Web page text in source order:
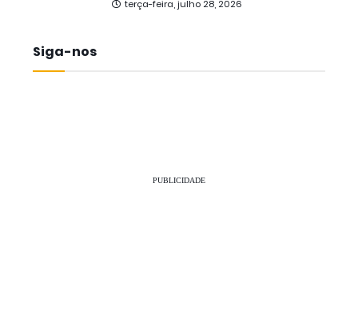
terça-feira, julho 28, 2026
Siga-nos
PUBLICIDADE